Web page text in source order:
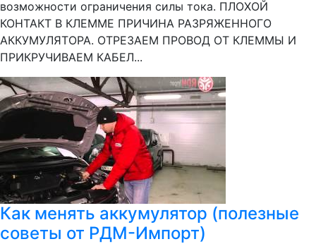
возможности ограничения силы тока. ПЛОХОЙ
КОНТАКТ В КЛЕММЕ ПРИЧИНА РАЗРЯЖЕННОГО
АККУМУЛЯТОРА. ОТРЕЗАЕМ ПРОВОД ОТ КЛЕММЫ И
ПРИКРУЧИВАЕМ КАБЕЛ...
Как менять аккумулятор (полезные
советы от РДМ-Импорт)